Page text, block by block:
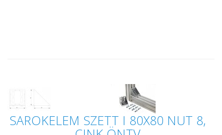
SAROKELEM SZETT I 80X80 NUT 8,